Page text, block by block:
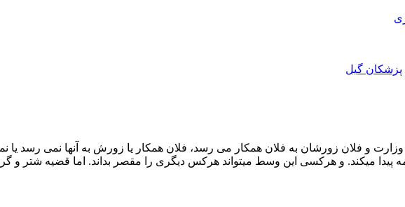
پزشكان گيل
و فلان زورشان به فلان همکار می رسد، فلان همکار یا زورش به آنها نمی رسد یا
پیدا میکند. و هرکسی این وسط میتواند هرکس دیگری را مقصر بداند. اما قضیه شتر و